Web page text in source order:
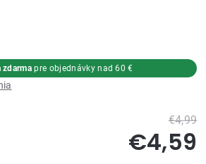
zdarma pre objednávky nad 60 €
€4,99
€4,59